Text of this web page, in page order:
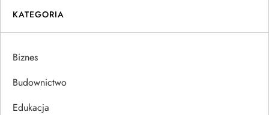
g
a
c
KATEGORIA
Biznes
Budownictwo
Edukacja